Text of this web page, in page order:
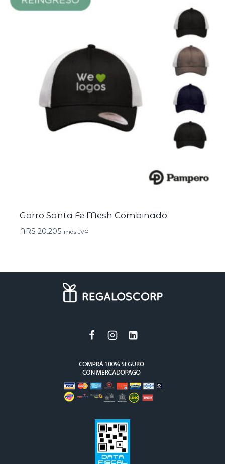
Gorro Santa Fe Mesh Combinado
ARS 20.205 más IVA